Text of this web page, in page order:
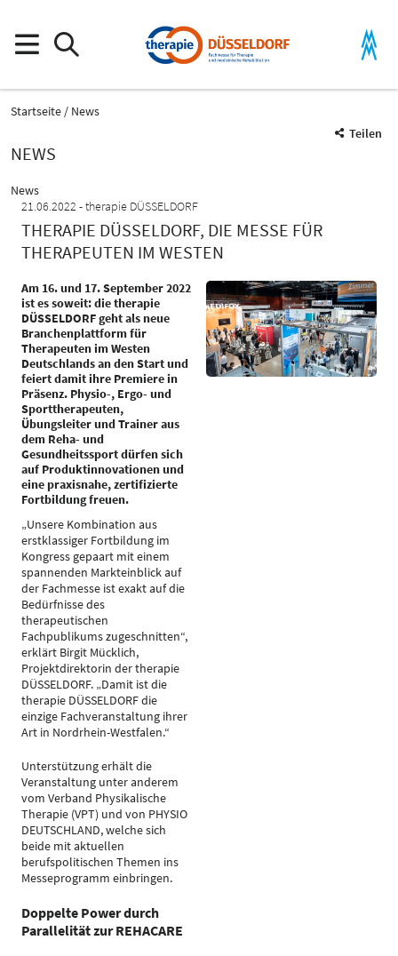
Startseite
News
Teilen
NEWS
News
21.06.2022
therapie DÜSSELDORF
THERAPIE DÜSSELDORF, DIE MESSE FÜR
THERAPEUTEN IM WESTEN
Am 16. und 17. September 2022
ist es soweit: die therapie
DÜSSELDORF geht als neue
Branchenplattform für
Therapeuten im Westen
Deutschlands an den Start und
feiert damit ihre Premiere in
Präsenz. Physio-, Ergo- und
Sporttherapeuten,
Übungsleiter und Trainer aus
dem Reha- und
Gesundheitssport dürfen sich
auf Produktinnovationen und
eine praxisnahe, zertifizierte
Fortbildung freuen.
„Unsere Kombination aus
erstklassiger Fortbildung im
Kongress gepaart mit einem
spannenden Markteinblick auf
der Fachmesse ist exakt auf die
Bedürfnisse des
therapeutischen
Fachpublikums zugeschnitten“,
erklärt Birgit Mücklich,
Projektdirektorin der therapie
DÜSSELDORF. „Damit ist die
therapie DÜSSELDORF die
einzige Fachveranstaltung ihrer
Art in Nordrhein-Westfalen.“
Unterstützung erhält die
Veranstaltung unter anderem
vom Verband Physikalische
Therapie (VPT) und von PHYSIO
DEUTSCHLAND, welche sich
beide mit aktuellen
berufspolitischen Themen ins
Messeprogramm einbringen.
Doppelte Power durch
Parallelität zur REHACARE